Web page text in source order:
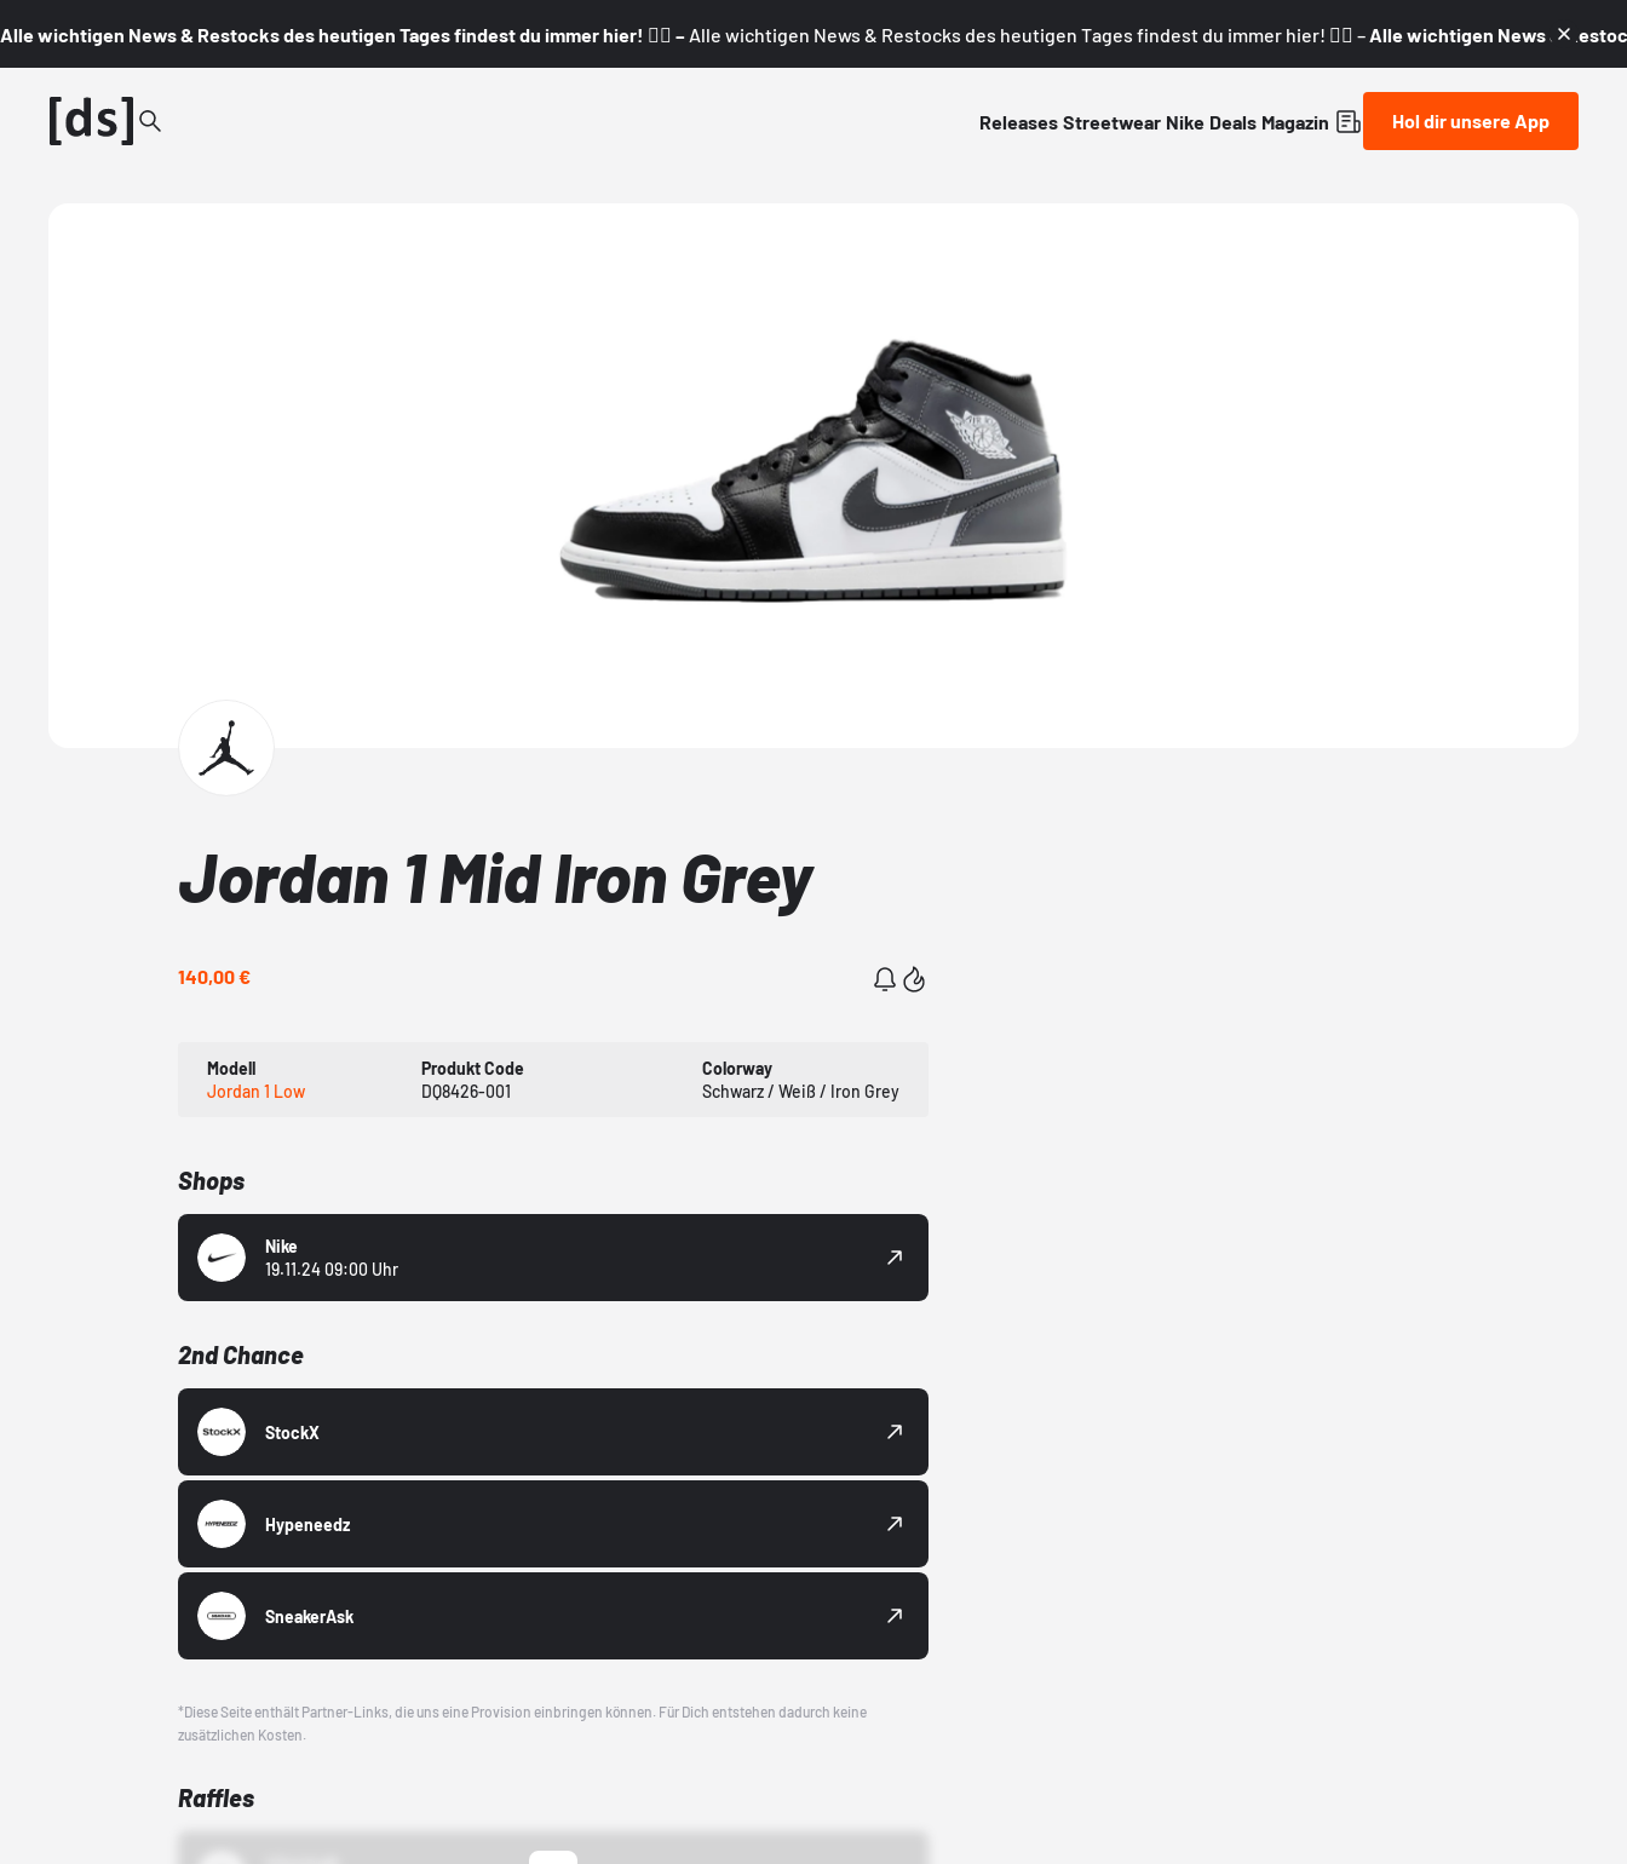
Alle wichtigen News & Restocks des heutigen Tages findest du immer hier! 👇🏼 – Alle wichtigen News & Restocks des heutigen Tages findest du immer hier! 👇🏼 – Alle wichtigen News &
Releases Streetwear Nike Deals Magazin Hol dir unsere App
Jordan 1 Mid Iron Grey
140,00 €
Modell
Jordan 1 Low
Produkt Code
DQ8426-001
Colorway
Schwarz / Weiß / Iron Grey
Shops
Nike
19.11.24 09:00 Uhr
2nd Chance
StockX
Hypeneedz
SneakerAsk
*Diese Seite enthält Partner-Links, die uns eine Provision einbringen können. Für Dich entstehen dadurch keine
zusätzlichen Kosten.
Raffles